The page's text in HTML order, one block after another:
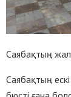
Саябақтың
Саябақтың